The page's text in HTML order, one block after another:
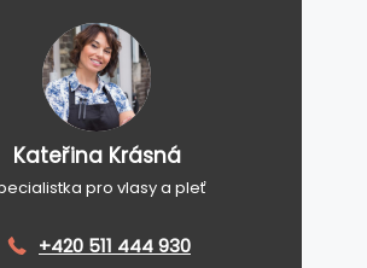
Kateřina Krásná
pro vlasy a pleť
+420 511 444 930